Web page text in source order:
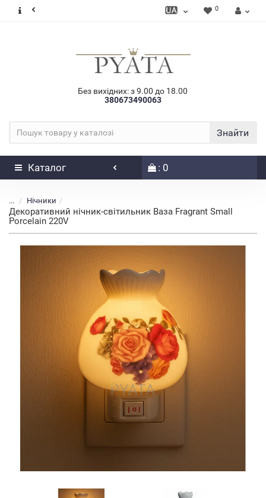
0
Без вихідних: з 9.00 до 18.00
380673490063
Знайти
Каталог : 0
... Нічники
Декоративний нічник-світильник Ваза Fragrant Small
Porcelain 220V